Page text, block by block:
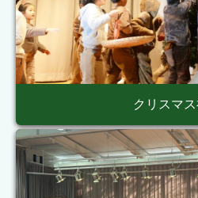
クリスマ